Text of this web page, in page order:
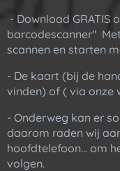
- Download GRATIS
barcodescanner"
scannen en starten
- De kaart (bij de
vinden) of ( via onze
- Onderweg kan er
daarom raden wij
hoofdtelefoon... om
volgen.